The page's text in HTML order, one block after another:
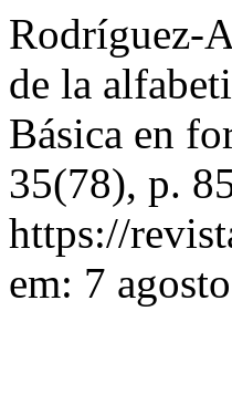
Rodríguez-
de la
Básica en
35(78), p.
https://
em: 7